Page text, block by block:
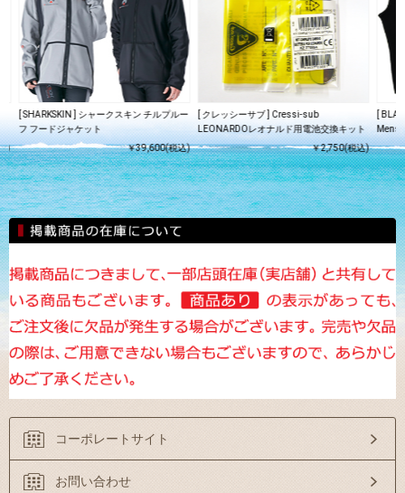
)
[ SHARKSKIN ] シャークスキン チルプルー
フ フードジャケット
￥39,600(税込)
[ クレッシーサブ ] Cressi-sub
LEONARDOレオナルド用電池交換キット
￥2,750(税込)
[
Mens
コーポレートサイト
お問い合わせ